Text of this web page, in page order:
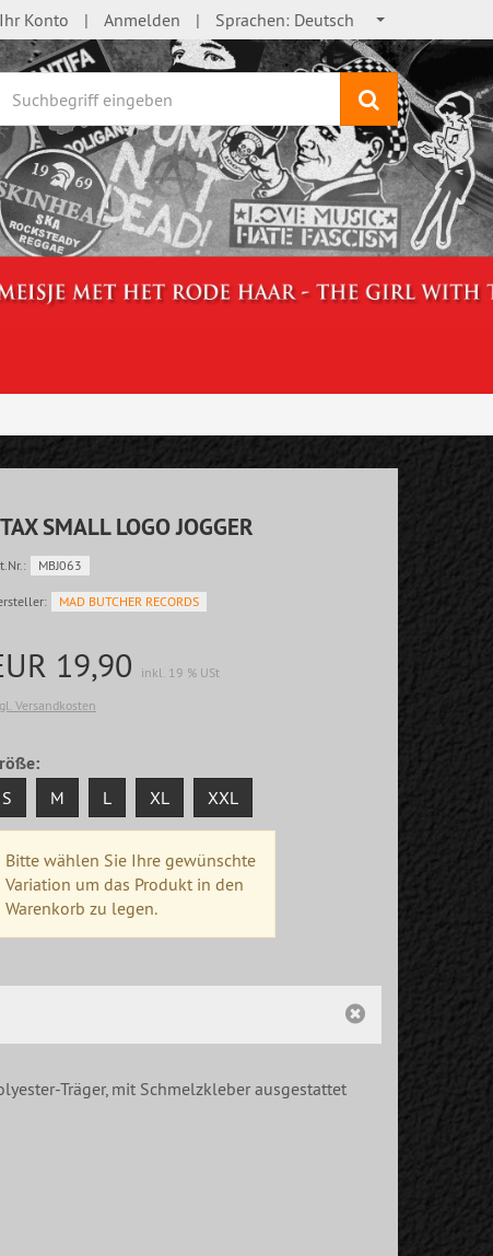
Ihr Konto Anmelden Sprachen: Deutsch
Suchen
SMALL LOGO JOGGER
MBJ063
MAD BUTCHER RECORDS
19,90
inkl. 19 % USt
Versandkosten
S M L XL XXL
Bitte wählen Sie Ihre gewünschte
Variation um das Produkt in den
Warenkorb zu legen.
Träger, mit Schmelzkleber ausgestattet